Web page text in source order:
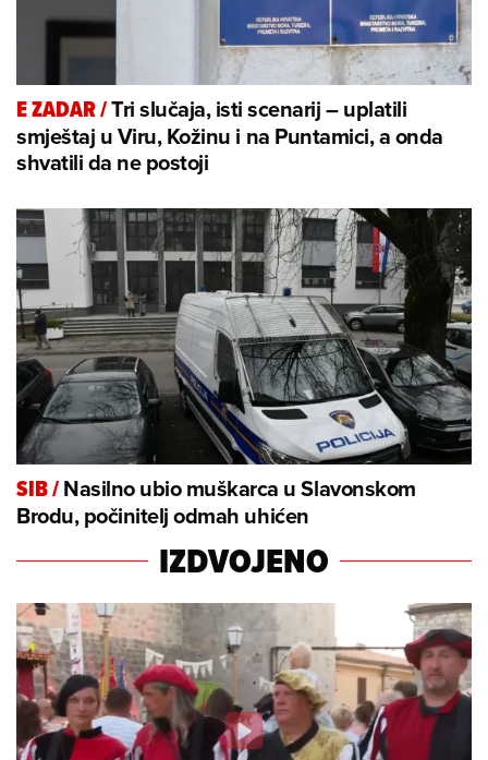
E ZADAR/Tri slučaja, isti scenarij – uplatili
smještaj u Viru, Kožinu i na Puntamici, a onda
shvatili da ne postoji
SIB/Nasilno ubio muškarca u Slavonskom
Brodu, počinitelj odmah uhićen
IZDVOJENO